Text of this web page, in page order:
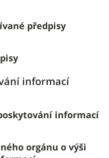
předpisy
informací
informací
orgánu o výši